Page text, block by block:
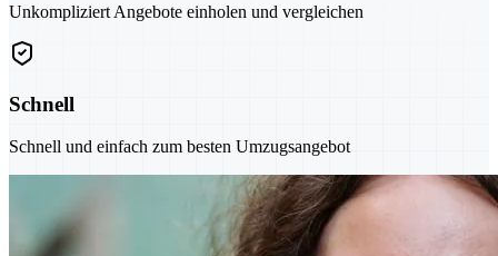
Unkompliziert Angebote einholen und vergleichen
Schnell
Schnell und einfach zum besten Umzugsangebot